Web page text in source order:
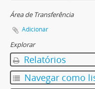
Área de Transferência
Adicionar
Explorar
Relatórios
Navegar como